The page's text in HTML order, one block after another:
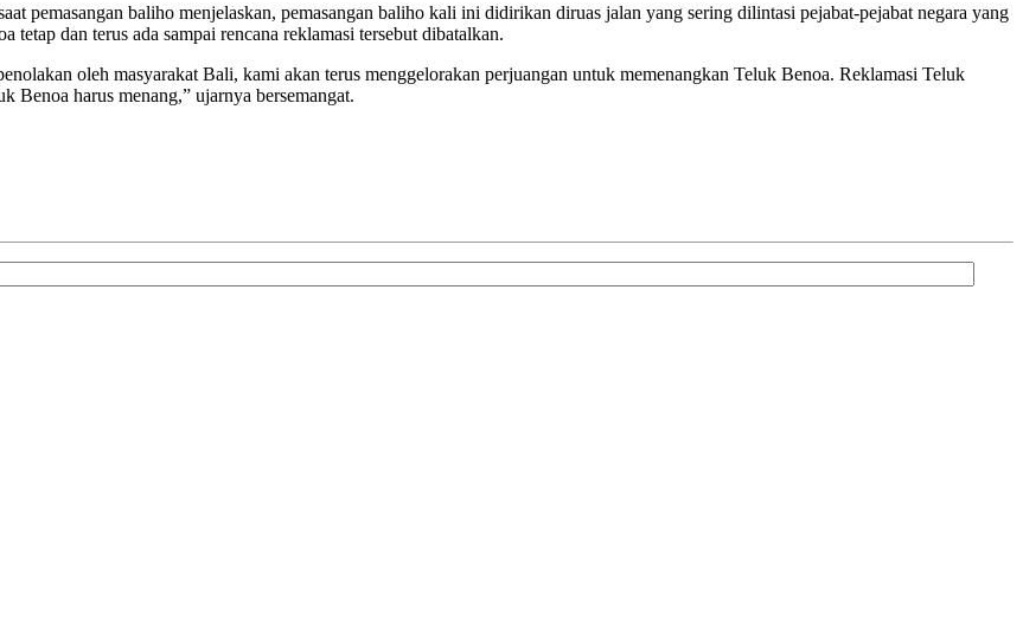
pemasangan baliho menjelaskan, pemasangan baliho kali ini didirikan diruas jalan yang sering dilintasi pejabat-pejabat negara yang
dan terus ada sampai rencana reklamasi tersebut dibatalkan.
oleh masyarakat Bali, kami akan terus menggelorakan perjuangan untuk memenangkan Teluk Benoa. Reklamasi Teluk
Benoa harus menang,” ujarnya bersemangat.